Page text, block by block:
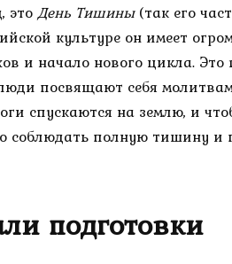
этоДень Тишины(так его
культуре он имеет
и начало нового цикла. Это
посвящают себя
спускаются на землю, и
соблюдать полную тишину и
подготовки